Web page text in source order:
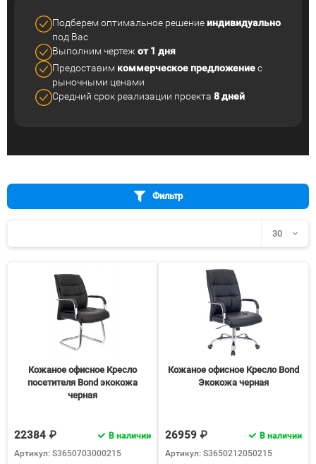
Подберем оптимальное решение индивидуально
под Вас
Выполним чертежот 1 дня
Предоставим коммерческое предложениес
рыночными ценами
Средний срок реализации проекта 8 дней
Фильтр
30
Кожаное офисное Кресло
посетителя Bond экокожа
черная
22384 ₽
В наличии
Артикул: S3650703000215
Кожаное офисное Кресло Bond
Экокожа черная
26959 ₽
В наличии
Артикул: S3650212050215